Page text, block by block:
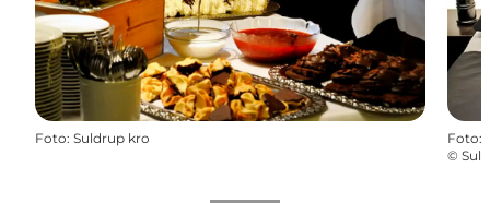
Foto: Suldrup kro Foto:
©